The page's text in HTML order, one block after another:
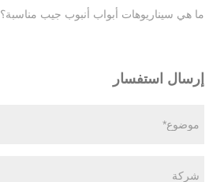
ما هي سيناريوهات أبواب أنبوب جيب مناسبة؟
إرسال استفسار